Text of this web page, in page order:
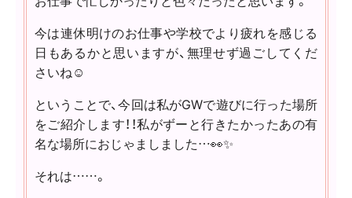
今は連休明けのお仕事や学校でより疲れを感じる
日もあるかと思いますが、無理せず過ごしてくだ
さいね☺️
ということで、今回は私がGWで遊びに行った場所
をご紹介します！！私がずーと行きたかったあの有
名な場所におじゃましました…👀✨
それは……。